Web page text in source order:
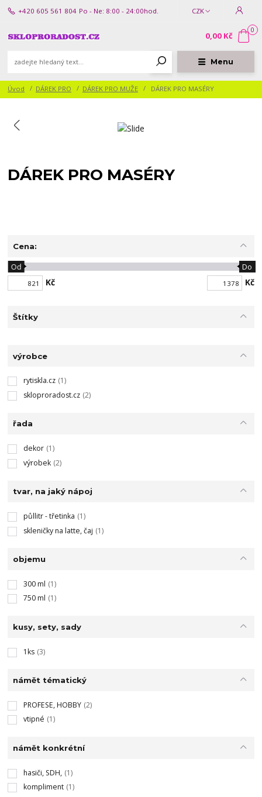
Menu
CZK
+420 605 561 804 Po - Ne: 8:00 - 24:00hod.
0
0,00 Kč
Úvod DÁREK PRO DÁREK PRO MUŽE DÁREK PRO MASÉRY
DÁREK PRO MASÉRY
Cena:
Kč
Od Do
Kč
Štítky
výrobce
rytiskla.cz (1)
skloproradost.cz (2)
řada
dekor (1)
výrobek (2)
tvar, na jaký nápoj
půllitr - třetinka (1)
skleničky na latte, čaj (1)
objemu
300 ml (1)
750 ml (1)
kusy, sety, sady
1ks (3)
námět tématický
PROFESE, HOBBY (2)
vtipné (1)
námět konkrétní
hasiči, SDH, (1)
kompliment (1)